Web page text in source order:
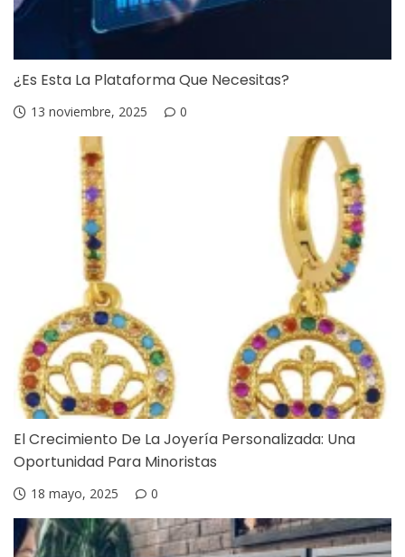
¿Es Esta La Plataforma Que Necesitas?
13 noviembre, 2025 0
El Crecimiento De La Joyería Personalizada: Una
Oportunidad Para Minoristas
18 mayo, 2025 0